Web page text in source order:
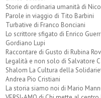
Storie di ordinaria umanità di
Parole in viaggio di Tito Barbini
Turbative di Franco Bonciani
Lo scrittore sfigato di Enrico
Gordiano Lupi
Raccontare di Gusto di Rubina
Legalità e non solo di Salvatore
Shalom La Cultura della
Andrea Pio Cristiani
La storia siamo noi di Mario